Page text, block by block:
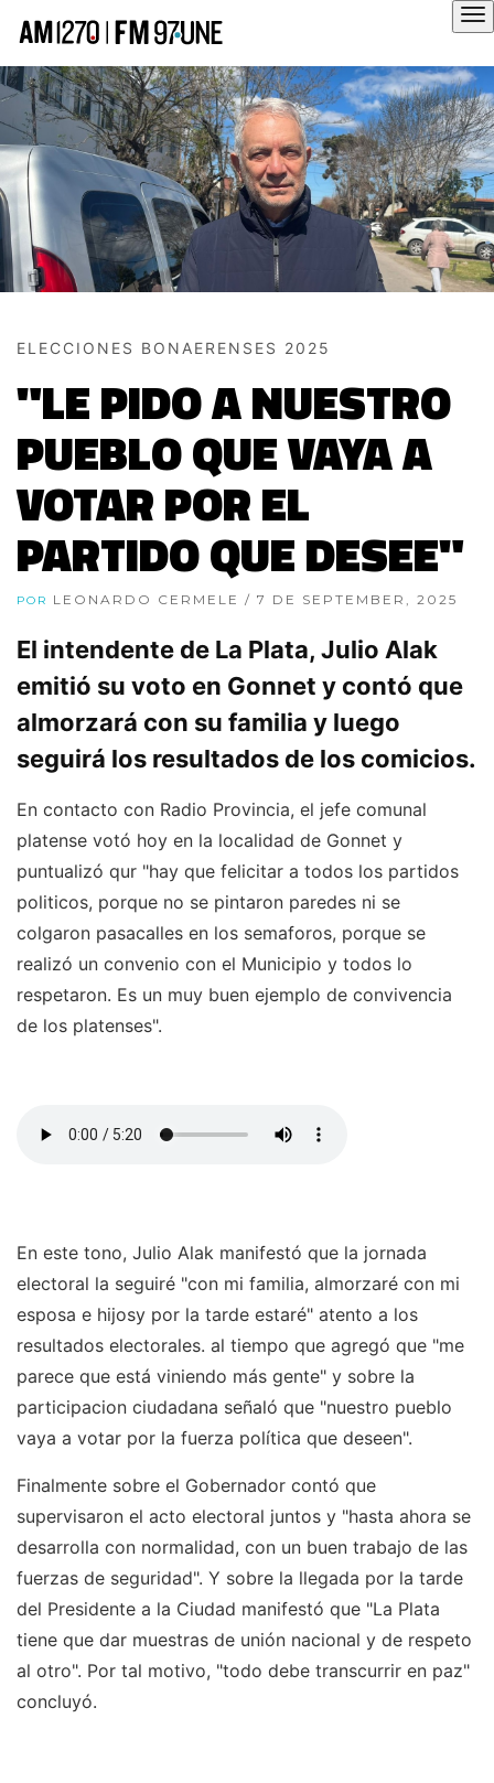
ELECCIONES BONAERENSES 2025
"LE PIDO A NUESTRO
PUEBLO QUE VAYA A
VOTAR POR EL
PARTIDO QUE DESEE"
POR LEONARDO CERMELE / 7 DE SEPTEMBER, 2025
El intendente de La Plata, Julio Alak
emitió su voto en Gonnet y contó que
almorzará con su familia y luego
seguirá los resultados de los comicios.
En contacto con Radio Provincia, el jefe comunal
platense votó hoy en la localidad de Gonnet y
puntualizó qur "hay que felicitar a todos los partidos
politicos, porque no se pintaron paredes ni se
colgaron pasacalles en los semaforos, porque se
realizó un convenio con el Municipio y todos lo
respetaron. Es un muy buen ejemplo de convivencia
de los platenses".
En este tono, Julio Alak manifestó que la jornada
electoral la seguiré "con mi familia, almorzaré con mi
esposa e hijosy por la tarde estaré" atento a los
resultados electorales. al tiempo que agregó que "me
parece que está viniendo más gente" y sobre la
participacion ciudadana señaló que "nuestro pueblo
vaya a votar por la fuerza política que deseen".
Finalmente sobre el Gobernador contó que
supervisaron el acto electoral juntos y "hasta ahora se
desarrolla con normalidad, con un buen trabajo de las
fuerzas de seguridad". Y sobre la llegada por la tarde
del Presidente a la Ciudad manifestó que "La Plata
tiene que dar muestras de unión nacional y de respeto
al otro". Por tal motivo, "todo debe transcurrir en paz"
concluyó.